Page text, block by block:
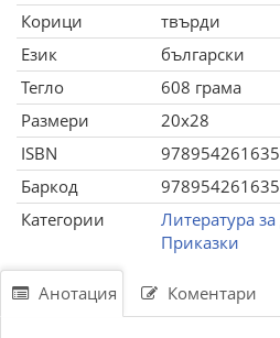
Корици
твърди
Език
български
Тегло
608 грама
Размери
20x28
ISBN
Баркод
Категории
Литература
Приказки
Анотация Коментари